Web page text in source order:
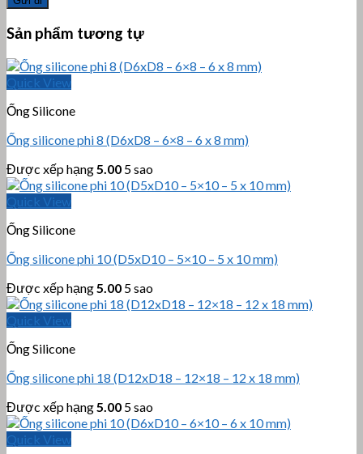
Sản phẩm tương tự
Quick View
Ống Silicone
Ống silicone phi 8 (D6xD8 – 6×8 – 6 x 8 mm)
Được xếp hạng 5.00 5 sao
Quick View
Ống Silicone
Ống silicone phi 10 (D5xD10 – 5×10 – 5 x 10 mm)
Được xếp hạng 5.00 5 sao
Quick View
Ống Silicone
Ống silicone phi 18 (D12xD18 – 12×18 – 12 x 18 mm)
Được xếp hạng 5.00 5 sao
Quick View